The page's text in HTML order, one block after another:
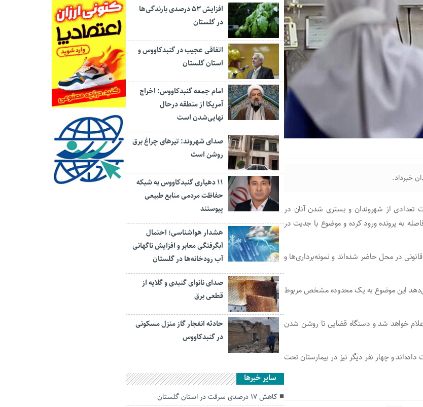
خبرداد.
تعدادی از شهروندان و بستری شدن آنان در
به پرونده ورود کرده و موضوع با جدیت در
در محل حاضر شده‌اند و نمونه‌برداری‌ها و
می‌دهد این موضوع به یک محدوده مشخص مربوط
خواهد شد و دستگاه قضایی تا روشن شدن
و چهار نفر دیگر نیز در بیمارستان تحت
افزایش ۵۳ درصدی بارندگی‌ها
در گلستان
اتفاقی عجیب در‌ گنبدکاووس و
استان گلستان
امام جمعه گنبدکاووس: اخراج
آمریکا از منطقه درحال
نهایی‌شدن است
صدای شهروند: تیرهای چراغ برق
روشن است
۱۱ دهیاری گنبدکاووس به شبکه
حفاظت مردمی منابع طبیعی
پیوستند
هشدار هواشناسی؛ احتمال
آبگرفتگی معابر و افزایش ناگهانی
آب رودخانه‌ها در گلستان
صدای نانوای گنبدی و گلایه از
قطعی برق
حادثه انفجار گاز منزل مسکونی
در گنبدکاووس
سایر خبرها
کاهش ۱۷ درصدی سرقت در استان گلستان